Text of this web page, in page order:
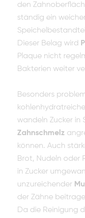
den
ständig ein
Dieser Belag wird
Plaque nicht
Bakterien weiter
Besonders
wandeln Zucker in
Zahnschmelz
können. Auch
Brot, Nudeln oder
in Zucker
unzureichender
der Zähne
Da die Reinigung